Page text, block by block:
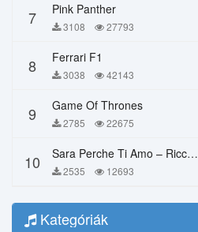
7 Pink Panther
3108 27793
8 Ferrari F1
3038 42143
9 Game Of Thrones
2785 22675
10 Sara Perche Ti Amo – Ricchi E Poveri
2535 12693
Kategóriák